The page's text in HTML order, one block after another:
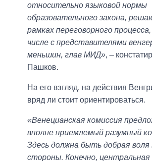
относительно языковой нормы
образовательного закона,
рамках переговорного
числе с представителями
меньшин, глав МИД», –
Пашков.
На его взгляд, на действия
вряд ли стоит ориентироваться.
«Венецианская комиссия
вполне приемлемый разумный
Здесь должна быть добрая воля
стороны. Конечно, центральная